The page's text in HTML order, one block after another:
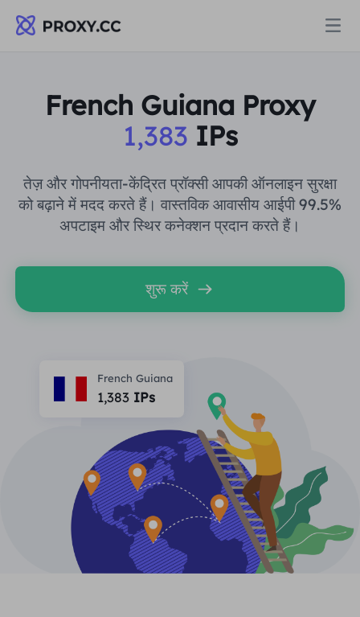
प्रॉक्सी
आवासीय प्रॉक्सी
स्थैतिक आवासीय प्रॉक्सी
असीमित आवासीय प्रॉक्सी
लंबे समय से अभिनय आईएसपी प्रॉक्सी
आवासीय प्रॉक्सी
आवासीय प्रॉक्सी $0.8 /जीबी
स्थैतिक आवासीय प्रॉक्सी
स्थिर डेटा केंद्र एजेंट
लंबे समय से अभिनय आईएसपी प्रॉक्सी $1.4
Data for AI
उपयोग के मामले द्वारा
एसईओ निगरानी
विज्ञापन सत्यापन
भागीदारों
प्रॉक्सी चेकर
सीखना
अक्सर पूछे जाने वाले प्रश्न
ब्लॉग
中文
English
आनंद लेना77% की छूटऔर अभी कार्य करें!
आवासीय $0/GB असीमित $0/दिन
French Guiana Proxy
1,383 IPs
तेज़ और गोपनीयता-केंद्रित प्रॉक्सी आपकी ऑनलाइन सुरक्षा
को बढ़ाने में मदद करते हैं। वास्तविक आवासीय आईपी 99.5%
अपटाइम और स्थिर कनेक्शन प्रदान करते हैं।
शुरू करें
French Guiana
1,383IPs